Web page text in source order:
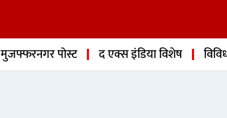
मुजफ्फरनगर पोस्ट द एक्स इंडिया विशेष